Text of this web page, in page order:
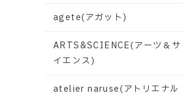
agete(アガット)
ARTS&SCIENCE(アーツ＆サ
イエンス)
atelier naruse(アトリエナル